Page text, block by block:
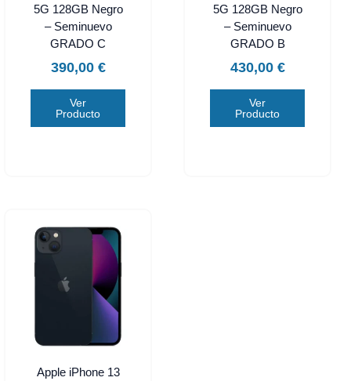
5G 128GB Negro
– Seminuevo
GRADO C
390,00 €
Ver
Producto
5G 128GB Negro
– Seminuevo
GRADO B
430,00 €
Ver
Producto
Apple iPhone 13